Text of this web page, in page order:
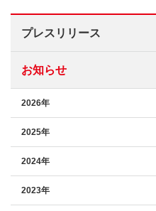
プレスリリース
お知らせ
2026年
2025年
2024年
2023年